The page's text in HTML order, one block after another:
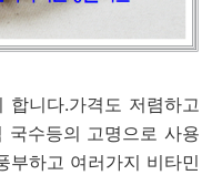
니다.가격도 저렴하고
수등의 고명으로 사용
부하고 여러가지 비타민